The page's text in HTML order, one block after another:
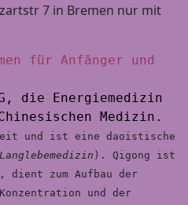
7 in Bremen nur mit
für Anfänger und
die Energiemedizin
und ist eine daoistische
Langlebemedizin ). Qigong ist
dient zum Aufbau der
und der